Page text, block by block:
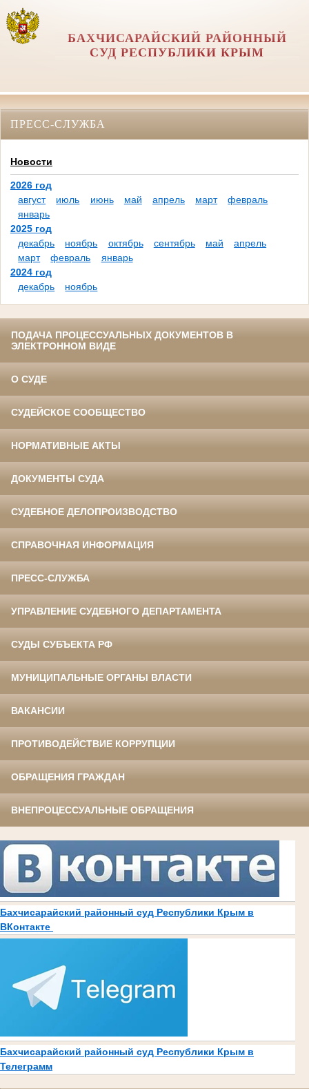
БАХЧИСАРАЙСКИЙ РАЙОННЫЙ
СУД РЕСПУБЛИКИ КРЫМ
ПРЕСС-СЛУЖБА
Новости
2026 год
август
июль июнь май апрель март
февраль
январь
2025 год
декабрь
ноябрь октябрь сентябрь май
апрель
март
февраль
январь
2024 год
декабрь
ноябрь
ПОДАЧА ПРОЦЕССУАЛЬНЫХ ДОКУМЕНТОВ В
ЭЛЕКТРОННОМ ВИДЕ
О СУДЕ
СУДЕЙСКОЕ СООБЩЕСТВО
НОРМАТИВНЫЕ АКТЫ
ДОКУМЕНТЫ СУДА
СУДЕБНОЕ ДЕЛОПРОИЗВОДСТВО
СПРАВОЧНАЯ ИНФОРМАЦИЯ
ПРЕСС-СЛУЖБА
УПРАВЛЕНИЕ СУДЕБНОГО ДЕПАРТАМЕНТА
СУДЫ СУБЪЕКТА РФ
МУНИЦИПАЛЬНЫЕ ОРГАНЫ ВЛАСТИ
ВАКАНСИИ
ПРОТИВОДЕЙСТВИЕ КОРРУПЦИИ
ОБРАЩЕНИЯ ГРАЖДАН
ВНЕПРОЦЕССУАЛЬНЫЕ ОБРАЩЕНИЯ
Бахчисарайский районный суд Республики Крым в
ВКонтакте
Бахчисарайский районный суд Республики Крым в
Телеграмм